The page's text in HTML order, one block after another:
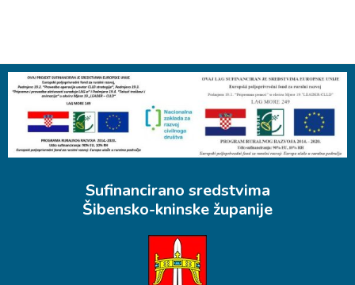
Sufinancirano sredstvima
Šibensko-kninske županije